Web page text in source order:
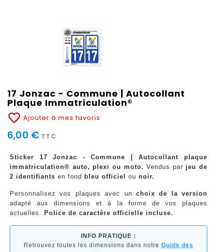
17 Jonzac - Commune | Autocollant
Plaque Immatriculation®
favorite_border Ajouter à mes favoris
6,00 € TTC
Sticker 17 Jonzac - Commune | Autocollant plaque
immatriculation® auto, plexi ou moto. Vendus par jeu de
2 identifiants en fond bleu officiel ou noir.
Personnalisez vos plaques avec un choix de la version
adapté aux dimensions et à la forme de vos plaques
actuelles. Police de caractère officielle incluse.
INFO PRATIQUE :
Retrouvez toutes les dimensions dans notre Guide des